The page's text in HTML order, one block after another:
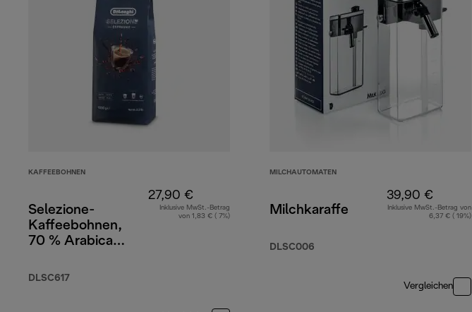
KAFFEEBOHNEN
Selezione-
Kaffeebohnen,
70 % Arabica
DLSC617
27,90 €
Inklusive MwSt.-Betrag
von 1,83 € ( 7%)
MILCHAUTOMATEN
Milchkaraffe
DLSC006
39,90 €
Inklusive MwSt.-Betrag von
6,37 € ( 19%)
Vergleichen